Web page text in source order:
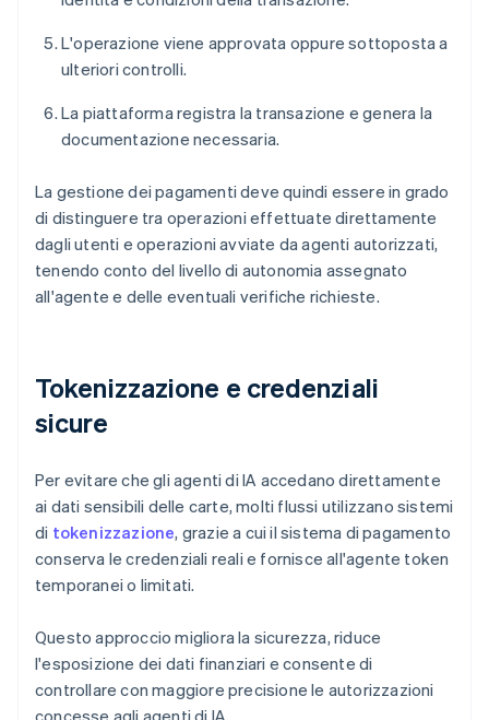
L'operazione viene approvata oppure sottoposta a
ulteriori controlli.
La piattaforma registra la transazione e genera la
documentazione necessaria.
La gestione dei pagamenti deve quindi essere in grado
di distinguere tra operazioni effettuate direttamente
dagli utenti e operazioni avviate da agenti autorizzati,
tenendo conto del livello di autonomia assegnato
all'agente e delle eventuali verifiche richieste.
Tokenizzazione e credenziali
sicure
Per evitare che gli agenti di IA accedano direttamente
ai dati sensibili delle carte, molti flussi utilizzano sistemi
di tokenizzazione, grazie a cui il sistema di pagamento
conserva le credenziali reali e fornisce all'agente token
temporanei o limitati.
Questo approccio migliora la sicurezza, riduce
l'esposizione dei dati finanziari e consente di
controllare con maggiore precisione le autorizzazioni